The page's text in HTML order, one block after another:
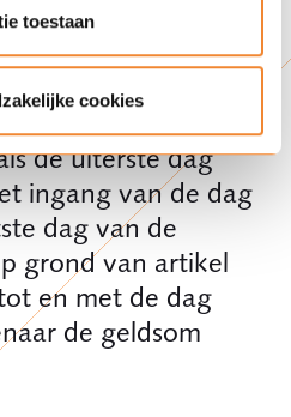
toestaan
cookies
Deze
rente van de
ingang van de
die is
de uiterste dag
ingang van de dag
dag van de
grond van artikel
en met de dag
de geldsom